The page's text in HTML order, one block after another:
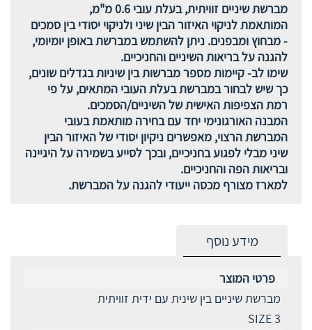
מברשת שיניים זוויתית, בעלת עובי 0.6 מ"מ,
המותאמת לניקוי האיזור הבין שיני ולניקוי יסודי בין סמכים
- מבחוץ ומבפנים. ניתן להשתמש במברשת באופן יומיומי,
להגנה על בריאות השיניים והחניכיים.
שימו לב- קיימות מספר מברשות בין שיניות בגדלים שונים,
כך שיש לבחור במברשת בעלת העובי המתאים, על פי
רמת הצפיפות האישית של השיניים/הסמכים.
המבנה האורגונימי יחד עם בחירה מותאמת בעובי
המברשת הרצוי, מאפשרים ניקיון יסודי של האיזור הבין
שיני מבלי לפגוע בחניכיים, ובכך לסייע בשמירה על היגיינה
ובריאות הפה והחניכיים.
למארז מצורף מכסה ייעודי להגנה על המברשת.
מידע נוסף
פרטי המוצר
מברשת שיניים בין שינית עם ידית זוויתית
SIZE 3